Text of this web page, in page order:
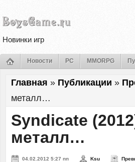
Новинки игр
Новости PC MMORPG
Главная » Публикации »
металл…
Syndicate
металл…
04.02.2012 5:27 пп Ksu